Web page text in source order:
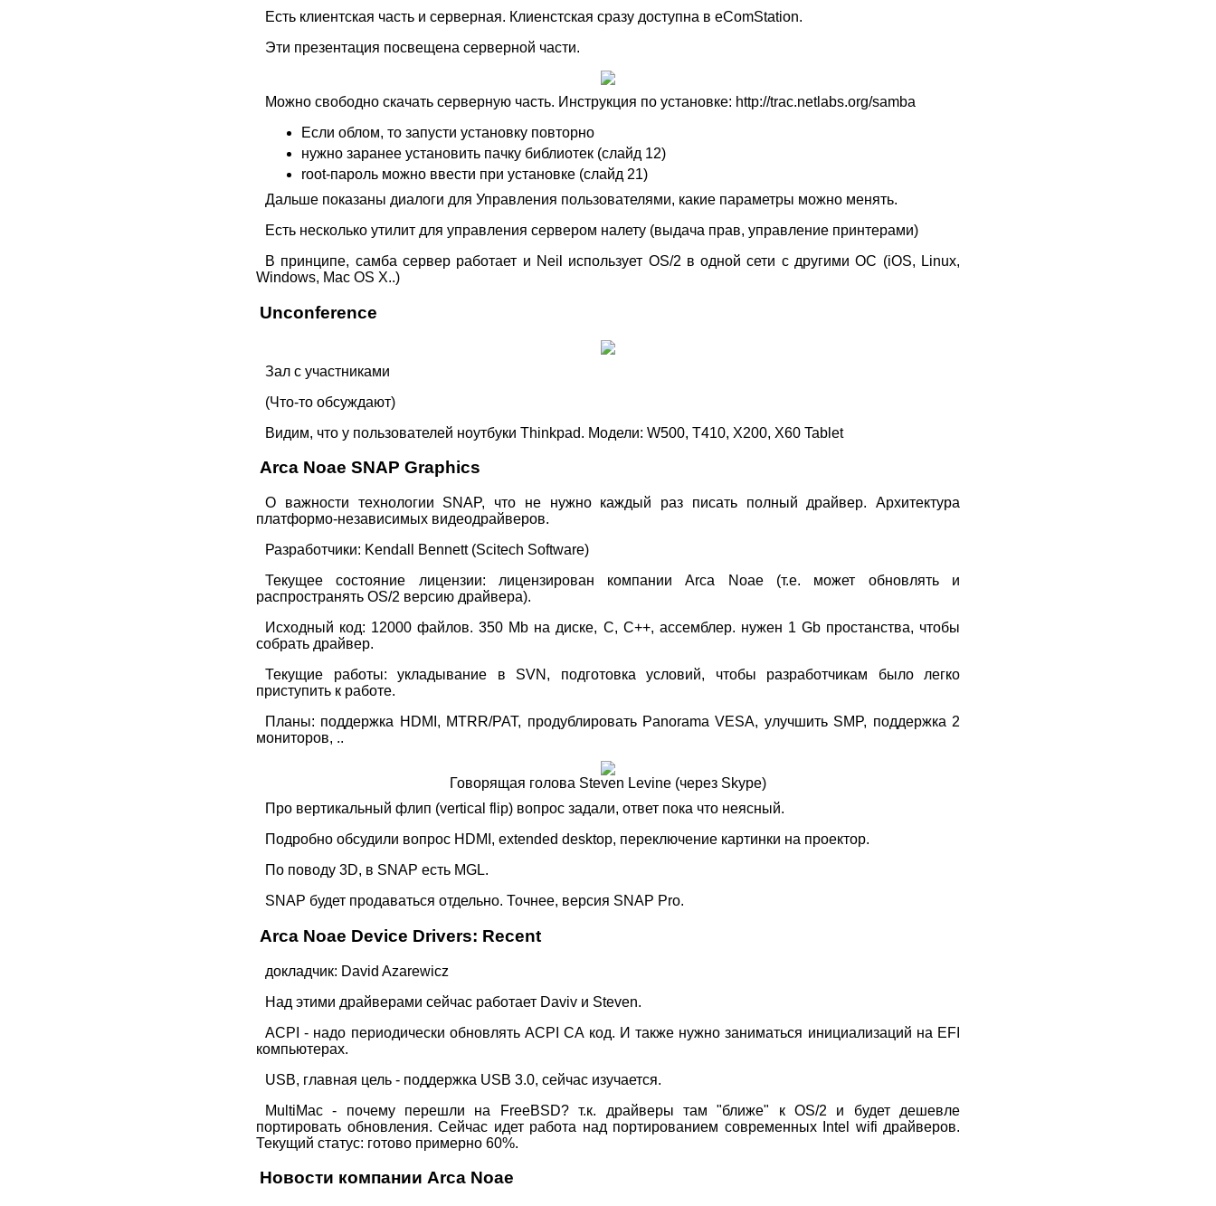
Есть клиентская часть и серверная. Клиенстская сразу доступна в eComStation.
Эти презентация посвещена серверной части.
Можно свободно скачать серверную часть. Инструкция по установке: http://trac.netlabs.org/samba
Если облом, то запусти установку повторно
нужно заранее установить пачку библиотек (слайд 12)
root-пароль можно ввести при установке (слайд 21)
Дальше показаны диалоги для Управления пользователями, какие параметры можно менять.
Есть несколько утилит для управления сервером налету (выдача прав, управление принтерами)
В принципе, самба сервер работает и Neil использует OS/2 в одной сети с другими ОС (iOS, Linux,
Windows, Mac OS X..)
Unconference
Зал с участниками
(Что-то обсуждают)
Видим, что у пользователей ноутбуки Thinkpad. Модели: W500, T410, X200, X60 Tablet
Arca Noae SNAP Graphics
О важности технологии SNAP, что не нужно каждый раз писать полный драйвер. Архитектура
платформо-независимых видеодрайверов.
Разработчики: Kendall Bennett (Scitech Software)
Текущее состояние лицензии: лицензирован компании Arca Noae (т.е. может обновлять и
распространять OS/2 версию драйвера).
Исходный код: 12000 файлов. 350 Mb на диске, C, C++, ассемблер. нужен 1 Gb простанства, чтобы
собрать драйвер.
Текущие работы: укладывание в SVN, подготовка условий, чтобы разработчикам было легко
приступить к работе.
Планы: поддержка HDMI, MTRR/PAT, продублировать Panorama VESA, улучшить SMP, поддержка 2
мониторов, ..
Говорящая голова Steven Levine (через Skype)
Про вертикальный флип (vertical flip) вопрос задали, ответ пока что неясный.
Подробно обсудили вопрос HDMI, extended desktop, переключение картинки на проектор.
По поводу 3D, в SNAP есть MGL.
SNAP будет продаваться отдельно. Точнее, версия SNAP Pro.
Arca Noae Device Drivers: Recent
докладчик: David Azarewicz
Над этими драйверами сейчас работает Daviv и Steven.
ACPI - надо периодически обновлять ACPI CA код. И также нужно заниматься инициализаций на EFI
компьютерах.
USB, главная цель - поддержка USB 3.0, сейчас изучается.
MultiMac - почему перешли на FreeBSD? т.к. драйверы там "ближе" к OS/2 и будет дешевле
портировать обновления. Сейчас идет работа над портированием современных Intel wifi драйверов.
Текущий статус: готово примерно 60%.
Новости компании Arca Noae